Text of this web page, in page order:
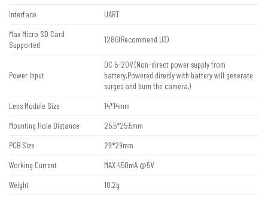
Interface
UART
Max Micro SD Card
Supported
128G(Recommend U3)
Power Input
DC 5-20V (Non-direct power supply from
battery,Powered direcly with battery will generate
surges and burn the camera.)
Lens Module Size
14*14mm
Mounting Hole Distance
25.5*25.5mm
PCB Size
29*29mm
Working Current
MAX 450mA @5V
Weight
10.2g